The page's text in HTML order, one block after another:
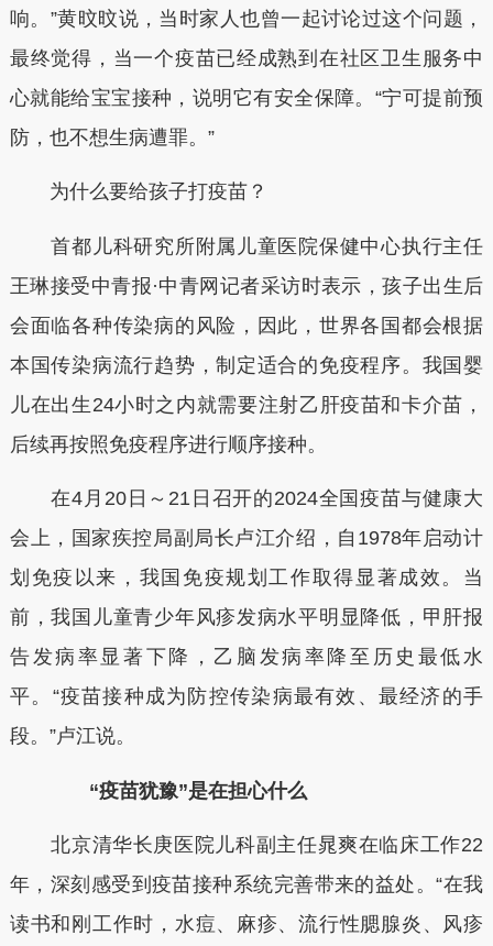
响。”黄旼旼说，当时家人也曾一起讨论过这个问题，
最终觉得，当一个疫苗已经成熟到在社区卫生服务中
心就能给宝宝接种，说明它有安全保障。“宁可提前预
防，也不想生病遭罪。”
为什么要给孩子打疫苗？
首都儿科研究所附属儿童医院保健中心执行主任
王琳接受中青报·中青网记者采访时表示，孩子出生后
会面临各种传染病的风险，因此，世界各国都会根据
本国传染病流行趋势，制定适合的免疫程序。我国婴
儿在出生24小时之内就需要注射乙肝疫苗和卡介苗，
后续再按照免疫程序进行顺序接种。
在4月20日～21日召开的2024全国疫苗与健康大
会上，国家疾控局副局长卢江介绍，自1978年启动计
划免疫以来，我国免疫规划工作取得显著成效。当
前，我国儿童青少年风疹发病水平明显降低，甲肝报
告发病率显著下降，乙脑发病率降至历史最低水
平。“疫苗接种成为防控传染病最有效、最经济的手
段。”卢江说。
“疫苗犹豫”是在担心什么
北京清华长庚医院儿科副主任晁爽在临床工作22
年，深刻感受到疫苗接种系统完善带来的益处。“在我
读书和刚工作时，水痘、麻疹、流行性腮腺炎、风疹